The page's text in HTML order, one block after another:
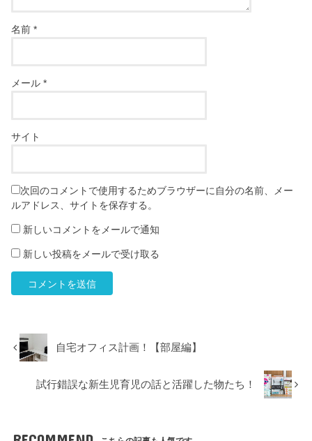
名前*
メール*
サイト
次回のコメントで使用するためブラウザーに自分の名前、メー
ルアドレス、サイトを保存する。
新しいコメントをメールで通知
新しい投稿をメールで受け取る
自宅オフィス計画！【部屋編】
試行錯誤な新生児育児の話と活躍した物たち！